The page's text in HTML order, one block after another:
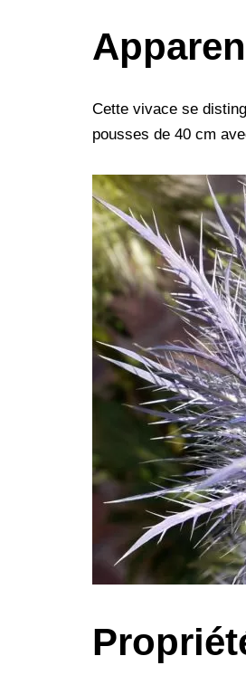
o
o
k
e
r
r
e
s
t
r
Cette vivace se
pousses de 40 cm